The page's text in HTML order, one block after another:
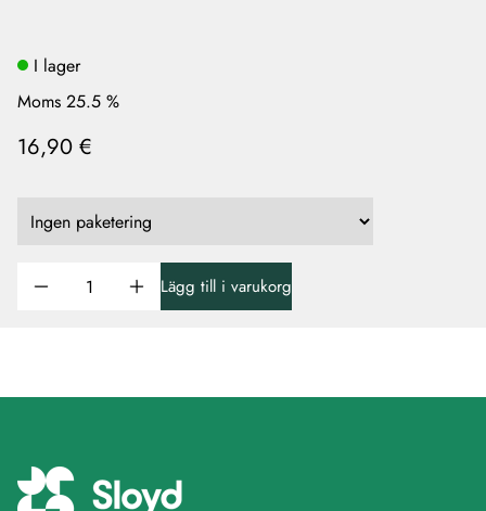
I lager
Moms 25.5 %
16,90 €
Lägg till i varukorg